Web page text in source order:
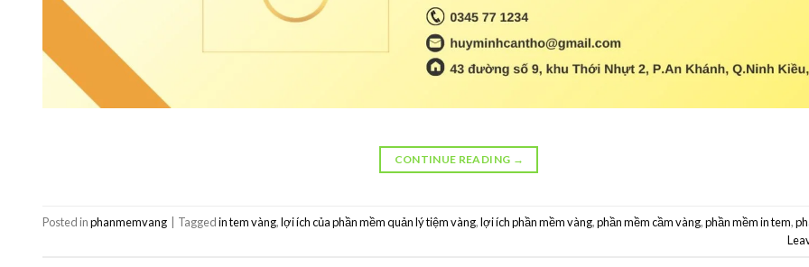
CONTINUE READING →
Posted inphanmemvang Taggedin tem vàng,lợi ích của phần mềm quản lý tiệm vàng,lợi ích phần mềm vàng,phần mềm cầm vàng,phần mềm in tem,